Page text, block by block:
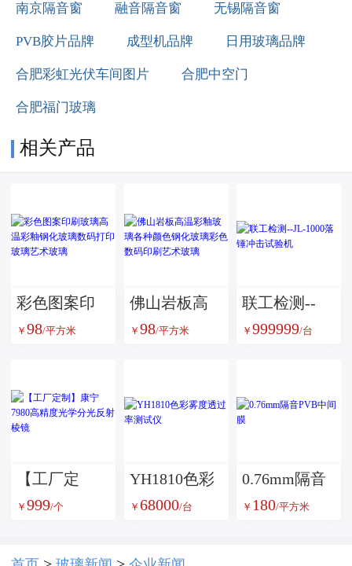
南京隔音窗 融音隔音窗 无锡隔音窗
PVB胶片品牌 成型机品牌 日用玻璃品牌
合肥彩虹光伏车间图片 合肥中空门
合肥福门玻璃
相关产品
彩色图案印
刷玻璃高温
玻璃艺术玻
￥ 98/平方米
佛山岩板高
温彩釉玻璃
数码印刷艺
￥ 98/平方米
联工检测--
JL-1000落锤
￥ 999999/台
【工厂定
制】康宁
光学分光反
￥ 999/个
YH1810色彩
雾度透过率
￥ 68000/台
0.76mm隔音
PVB中间膜
￥ 180/平方米